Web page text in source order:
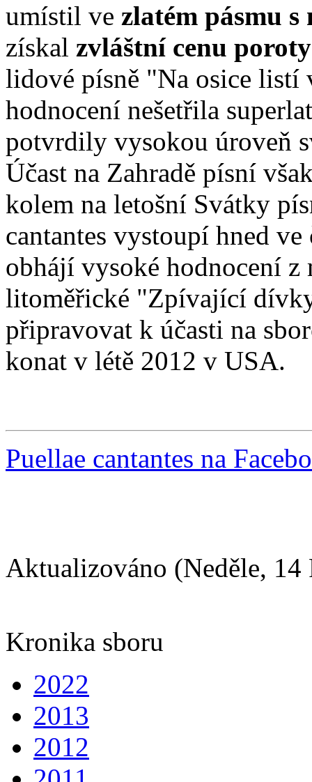
umístil ve zlatém pásmu
získal zvláštní cenu poroty
lidové písně "Na osice listí
hodnocení nešetřila
potvrdily vysokou úroveň
Účast na Zahradě písní
kolem na letošní Svátky
cantantes vystoupí hned
obhájí vysoké hodnocení z
litoměřické "Zpívající
připravovat k účasti na
konat v létě 2012 v USA.
Puellae cantantes na
Aktualizováno (Neděle,
Kronika sboru
2022
2013
2012